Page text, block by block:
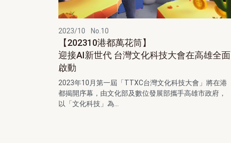
2023/10 No.10
【202310港都萬花筒】
迎接AI新世代 台灣文化科技大會在高雄全面
啟動
2023年10月第一屆「TTXC台灣文化科技大會」將在港
都揭開序幕，由文化部及數位發展部攜手高雄市政府，
以「文化科技」為...